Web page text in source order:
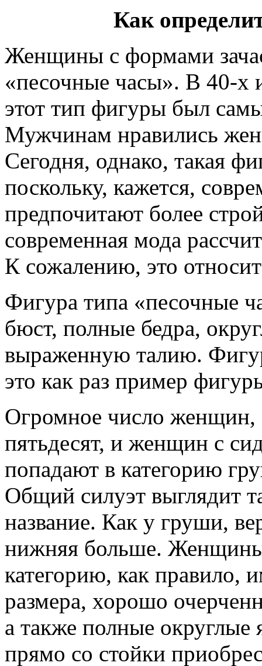
Как
Женщины с формами
«песочные часы». В 40-х
этот тип фигуры был
Мужчинам нравились
Сегодня, однако, такая
поскольку, кажется,
предпочитают более
современная мода
К сожалению, это
Фигура типа «песочные
бюст, полные бедра,
выраженную талию.
это как раз пример
Огромное число женщин,
пятьдесят, и женщин с
попадают в категорию
Общий силуэт выглядит
название. Как у груши,
нижняя больше.
категорию, как правило,
размера, хорошо
а также полные округлые
прямо со стойки